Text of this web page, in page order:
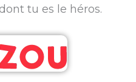
tu es le héros.